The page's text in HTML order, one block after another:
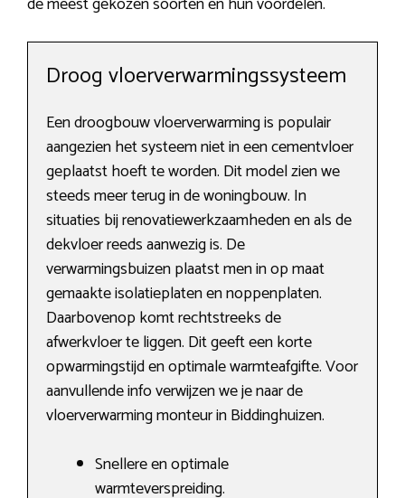
Droog vloerverwarmingssysteem
Een droogbouw vloerverwarming is populair
aangezien het systeem niet in een cementvloer
geplaatst hoeft te worden. Dit model zien we
steeds meer terug in de woningbouw. In
situaties bij renovatiewerkzaamheden en als de
dekvloer reeds aanwezig is. De
verwarmingsbuizen plaatst men in op maat
gemaakte isolatieplaten en noppenplaten.
Daarbovenop komt rechtstreeks de
afwerkvloer te liggen. Dit geeft een korte
opwarmingstijd en optimale warmteafgifte. Voor
aanvullende info verwijzen we je naar de
vloerverwarming monteur in Biddinghuizen.
Snellere en optimale
warmteverspreiding.